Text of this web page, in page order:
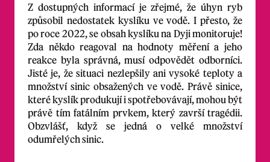
Z dostupných informací je zřejmé, že úhyn ryb
způsobil nedostatek kyslíku ve vodě. I přesto, že
po roce 2022, se obsah kyslíku na Dyji monitoruje!
Zda někdo reagoval na hodnoty měření a jeho
reakce byla správná, musí odpovědět odborníci.
Jisté je, že situaci nezlepšily ani vysoké teploty a
množství sinic obsažených ve vodě. Právě sinice,
které kyslík produkují i spotřebovávají, mohou být
právě tím fatálním prvkem, který završí tragédii.
Obzvlášť, když se jedná o velké množství
odumřelých sinic.